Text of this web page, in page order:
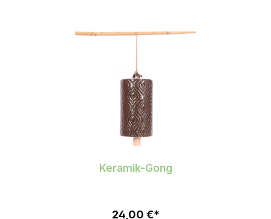
Keramik-Gong
24,00 €*